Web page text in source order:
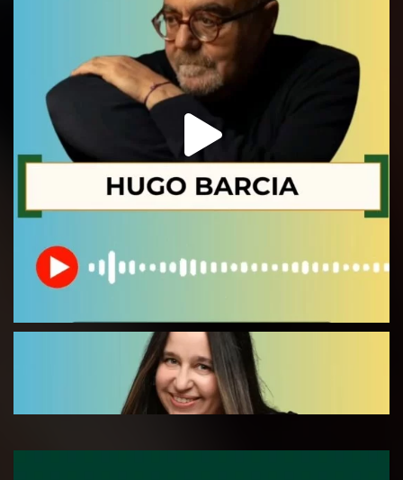
Dialogamos con el humorista Conrado Geiger
#radio#cultura #nacional #identidad #arteargentino
X
Observatorio Social UNLaM 3 Ago
Embajadoras Energéticas
comenzamos a ejecutar el proyecto
seleccionado por parte de Fundación Acindar en el
marco de la Convocatoria Construir Comunidad
2026
#acindar
#diagnostico
#energía
1 2
Load More